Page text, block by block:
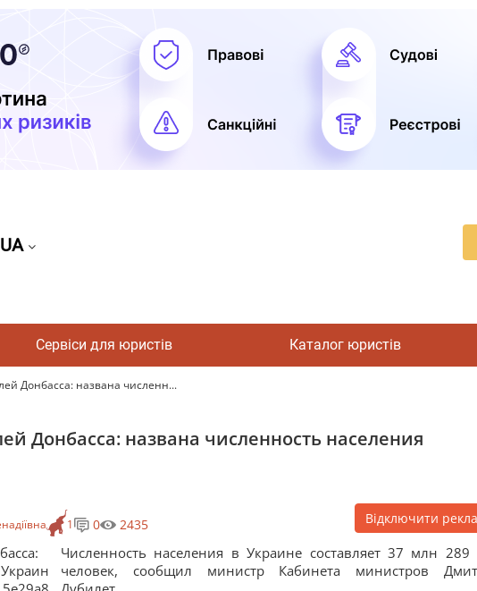
UA
Сервіси для юристів Каталог юристів
Донбасса: названа численн...
Донбасса: названа численность населения
1 0 2435 Відключити
Численность населения в Украине составляет 37 млн 289
человек, сообщил министр Кабинета министров